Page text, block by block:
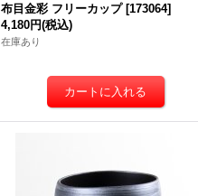
布目金彩 フリーカップ [173064]
4,180円(税込)
在庫あり